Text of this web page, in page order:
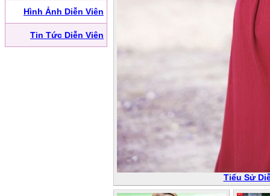
Hình Ảnh Diễn Viên
Tin Tức Diễn Viên
Tiểu Sử